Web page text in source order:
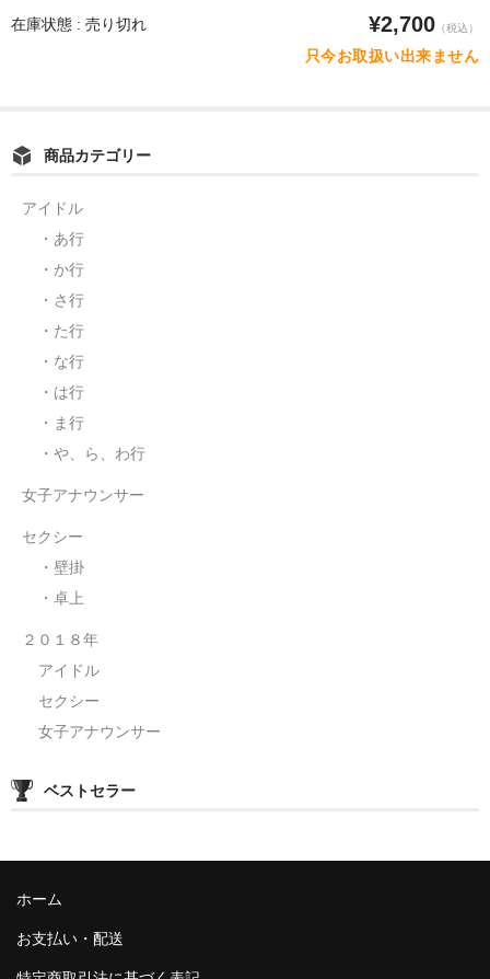
在庫状態 : 売り切れ ¥2,700 （税込）
只今お取扱い出来ません
商品カテゴリー
アイドル
・あ行
・か行
・さ行
・た行
・な行
・は行
・ま行
・や、ら、わ行
女子アナウンサー
セクシー
・壁掛
・卓上
２０１８年
アイドル
セクシー
女子アナウンサー
ベストセラー
ホーム
お支払い・配送